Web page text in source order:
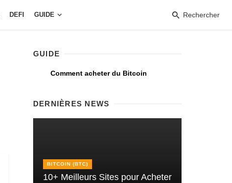
DEFI GUIDE Rechercher
GUIDE
Comment acheter du Bitcoin
DERNIÈRES NEWS
BITCOIN (BTC)
10+ Meilleurs Sites pour Acheter